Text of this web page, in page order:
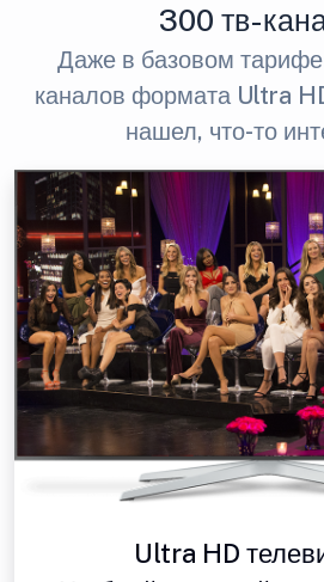
300 тв-
Даже в базовом
каналов формата Ultra
нашел, что-то
Ultra HD